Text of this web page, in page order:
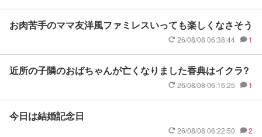
お肉苦手のママ友洋風ファミレスいっても楽しくなさそう
26/08/08 06:38:44 1
近所の子隣のおばちゃんが亡くなりました香典はイクラ?
26/08/08 06:16:25 1
今日は結婚記念日
26/08/08 06:22:50 2